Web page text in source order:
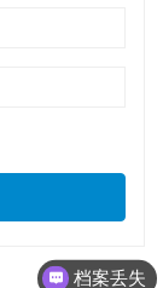
档案丢失